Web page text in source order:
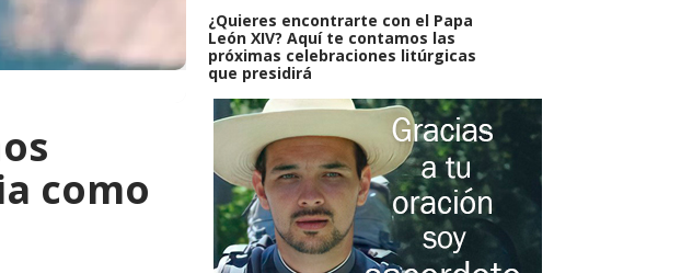
como
¿Quieres encontrarte con el Papa
León XIV? Aquí te contamos las
próximas celebraciones litúrgicas
que presidirá